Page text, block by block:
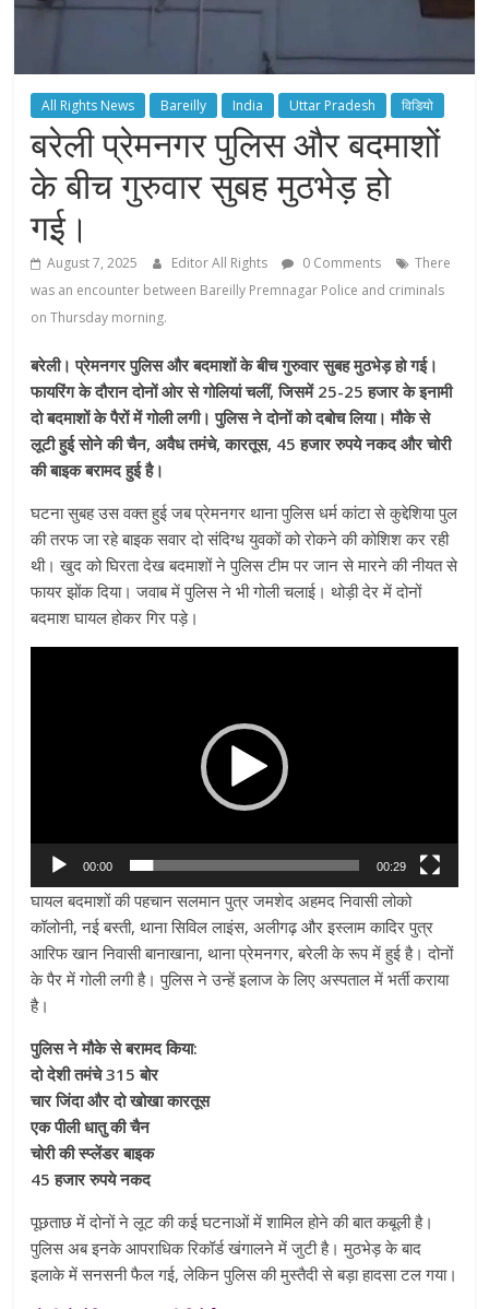
All Rights News Bareilly India Uttar Pradesh विडियो
बरेली प्रेमनगर पुलिस और बदमाशों
के बीच गुरुवार सुबह मुठभेड़ हो
गई।
August 7, 2025 Editor All Rights 0 Comments
There
was an encounter between Bareilly Premnagar Police and criminals
on Thursday morning.
बरेली। प्रेमनगर पुलिस और बदमाशों के बीच गुरुवार सुबह मुठभेड़ हो गई।
फायरिंग के दौरान दोनों ओर से गोलियां चलीं, जिसमें 25-25 हजार के इनामी
दो बदमाशों के पैरों में गोली लगी। पुलिस ने दोनों को दबोच लिया। मौके से
लूटी हुई सोने की चैन, अवैध तमंचे, कारतूस, 45 हजार रुपये नकद और चोरी
की बाइक बरामद हुई है।
घटना सुबह उस वक्त हुई जब प्रेमनगर थाना पुलिस धर्म कांटा से कुद्देशिया पुल
की तरफ जा रहे बाइक सवार दो संदिग्ध युवकों को रोकने की कोशिश कर रही
थी। खुद को घिरता देख बदमाशों ने पुलिस टीम पर जान से मारने की नीयत से
फायर झोंक दिया। जवाब में पुलिस ने भी गोली चलाई। थोड़ी देर में दोनों
बदमाश घायल होकर गिर पड़े।
00:00 00:29
घायल बदमाशों की पहचान सलमान पुत्र जमशेद अहमद निवासी लोको
कॉलोनी, नई बस्ती, थाना सिविल लाइंस, अलीगढ़ और इस्लाम कादिर पुत्र
आरिफ खान निवासी बानाखाना, थाना प्रेमनगर, बरेली के रूप में हुई है। दोनों
के पैर में गोली लगी है। पुलिस ने उन्हें इलाज के लिए अस्पताल में भर्ती कराया
है।
पुलिस ने मौके से बरामद किया:
दो देशी तमंचे 315 बोर
चार जिंदा और दो खोखा कारतूस
एक पीली धातु की चैन
चोरी की स्प्लेंडर बाइक
45 हजार रुपये नकद
पूछताछ में दोनों ने लूट की कई घटनाओं में शामिल होने की बात कबूली है।
पुलिस अब इनके आपराधिक रिकॉर्ड खंगालने में जुटी है। मुठभेड़ के बाद
इलाके में सनसनी फैल गई, लेकिन पुलिस की मुस्तैदी से बड़ा हादसा टल गया।